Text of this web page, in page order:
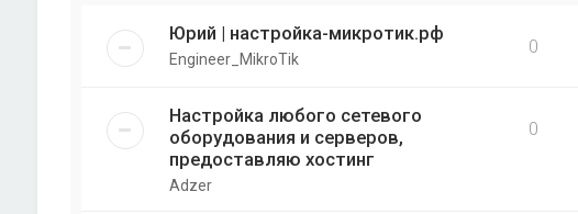
Юрий | настройка-микротик.рф
Engineer_MikroTik
0
Настройка любого сетевого
оборудования и серверов,
предоставляю хостинг
Adzer
0